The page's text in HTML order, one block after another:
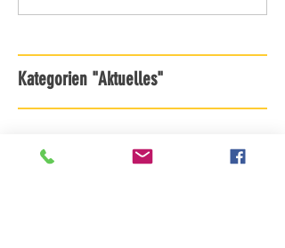
Kategorien "Aktuelles"